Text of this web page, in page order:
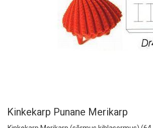
Kinkekarp Punane Merikarp